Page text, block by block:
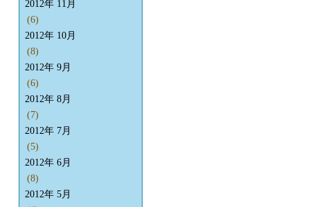
2012年 11月
(6)
2012年 10月
(8)
2012年 9月
(6)
2012年 8月
(7)
2012年 7月
(5)
2012年 6月
(8)
2012年 5月